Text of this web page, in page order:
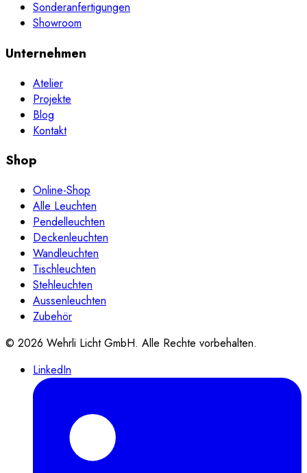
Sonderanfertigungen
Showroom
Unternehmen
Atelier
Projekte
Blog
Kontakt
Shop
Online-Shop
Alle Leuchten
Pendelleuchten
Deckenleuchten
Wandleuchten
Tischleuchten
Stehleuchten
Aussenleuchten
Zubehör
© 2026 Wehrli Licht GmbH. Alle Rechte vorbehalten.
LinkedIn